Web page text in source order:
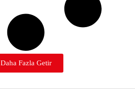
Daha Fazla Getir